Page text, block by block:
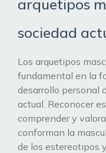
arquetipos
sociedad
Los arquetipos
fundamental en la
desarrollo personal
actual. Reconocer
comprender y
conforman la
de los estereotipos